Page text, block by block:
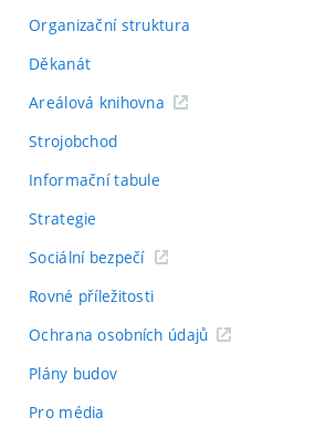
Organizační struktura
Děkanát
Areálová knihovna
Strojobchod
Informační tabule
Strategie
Sociální bezpečí
Rovné příležitosti
Ochrana osobních údajů
Plány budov
Pro média